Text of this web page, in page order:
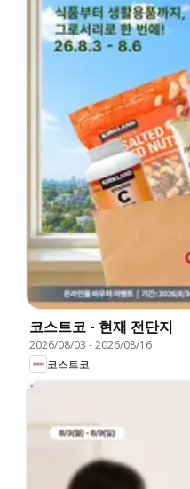
코스트코 - 현재 전단지
2026/08/03 -2026/08/16
코스트코